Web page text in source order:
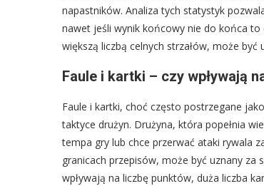
napastników. Analiza tych statystyk
nawet jeśli wynik końcowy nie do końca to
większą liczbą celnych strzałów, może
Faule i kartki – czy wpływają
Faule i kartki, choć często postrzegane
taktyce drużyn. Drużyna, która popełnia
tempa gry lub chce przerwać ataki rywala
granicach przepisów, może być uznany za
wpływają na liczbę punktów, duża liczba